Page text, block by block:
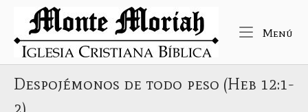
contenido
Inicio
Menú
Despojémonos de todo peso (Heb 12:1-